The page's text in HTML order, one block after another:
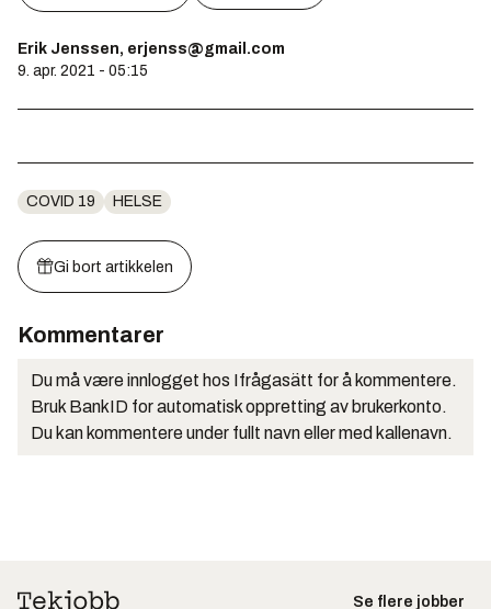
Erik Jenssen, erjenss@gmail.com
9. apr. 2021 - 05:15
COVID 19 HELSE
Gi bort artikkelen
Kommentarer
Du må være innlogget hos Ifrågasätt for å kommentere.
Bruk BankID for automatisk oppretting av brukerkonto.
Du kan kommentere under fullt navn eller med kallenavn.
Se flere jobber